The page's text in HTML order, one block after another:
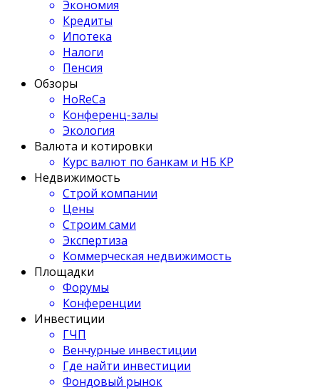
Экономия
Кредиты
Ипотека
Налоги
Пенсия
Обзоры
HoReCa
Конференц-залы
Экология
Валюта и котировки
Курс валют по банкам и НБ КР
Недвижимость
Строй компании
Цены
Строим сами
Экспертиза
Коммерческая недвижимость
Площадки
Форумы
Конференции
Инвестиции
ГЧП
Венчурные инвестиции
Где найти инвестиции
Фондовый рынок